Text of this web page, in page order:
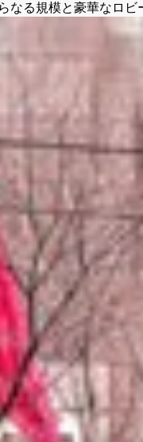
なる規模と豪華なロ